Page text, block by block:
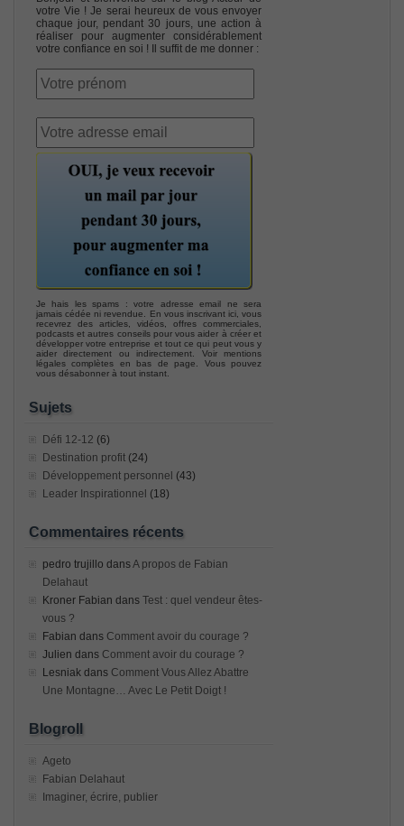
votre Vie ! Je serai heureux de vous envoyer
chaque jour, pendant 30 jours, une action à
réaliser pour augmenter considérablement
votre confiance en soi ! Il suffit de me donner :
Je hais les spams : votre adresse email ne sera
jamais cédée ni revendue. En vous inscrivant ici, vous
recevrez des articles, vidéos, offres commerciales,
podcasts et autres conseils pour vous aider à créer et
développer votre entreprise et tout ce qui peut vous y
aider directement ou indirectement. Voir mentions
légales complètes en bas de page. Vous pouvez
vous désabonner à tout instant.
Sujets
Défi 12-12 (6)
Destination profit (24)
Développement personnel (43)
Leader Inspirationnel (18)
Commentaires récents
pedro trujillo dansA propos de Fabian
Delahaut
Kroner Fabian dans Test : quel vendeur êtes-
vous ?
Fabian dans Comment avoir du courage ?
Julien dans Comment avoir du courage ?
Lesniak dans Comment Vous Allez Abattre
Une Montagne… Avec Le Petit Doigt !
Blogroll
Ageto
Fabian Delahaut
Imaginer, écrire, publier